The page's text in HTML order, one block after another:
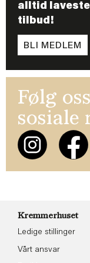
alltid
tilbud!
BLI MEDLEM
Følg
sosiale
Kremmerhuset
Ledige stillinger
Vårt ansvar